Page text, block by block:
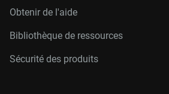
Obtenir de l'aide
Bibliothèque de ressources
Sécurité des produits